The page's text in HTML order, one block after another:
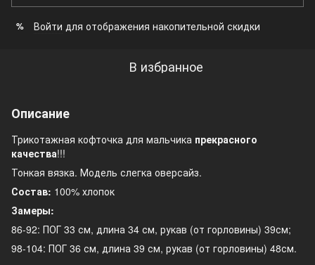
% Войти для отображения накопительной скидки
В избранное
Описание
Трикотажная кофточка для мальчика прекрасного
качества!!!
Тонкая вязка. Модель слегка оверсайз.
Состав: 100% хлопок
Замеры:
86-92: ПОГ 33 см, длина 34 см, рукав (от горловины) 39см;
98-104: ПОГ 36 см, длина 39 см, рукав (от горловины) 48см.